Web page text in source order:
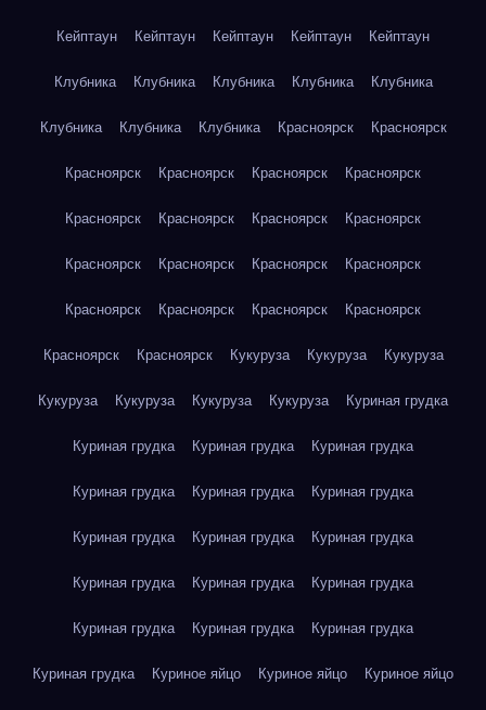
Кейптаун Кейптаун Кейптаун Кейптаун Кейптаун
Клубника Клубника Клубника Клубника Клубника
Клубника Клубника Клубника Красноярск Красноярск
Красноярск Красноярск Красноярск Красноярск
Красноярск Красноярск Красноярск Красноярск
Красноярск Красноярск Красноярск Красноярск
Красноярск Красноярск Красноярск Красноярск
Красноярск Красноярск Кукуруза Кукуруза Кукуруза
Кукуруза Кукуруза Кукуруза Кукуруза Куриная грудка
Куриная грудка Куриная грудка Куриная грудка
Куриная грудка Куриная грудка Куриная грудка
Куриная грудка Куриная грудка Куриная грудка
Куриная грудка Куриная грудка Куриная грудка
Куриная грудка Куриная грудка Куриная грудка
Куриная грудка Куриное яйцо Куриное яйцо Куриное яйцо